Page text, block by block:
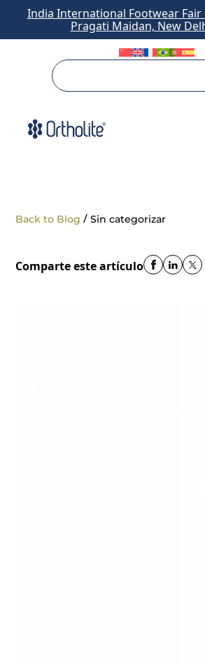
India International Footwear Fair
Pragati Maidan, New
Back to Blog /Sin categorizar
Comparte este artículo